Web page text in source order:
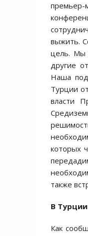
выжить.
цель. Мы
другие
Наша
Турции
власти
которых
также
В
Как